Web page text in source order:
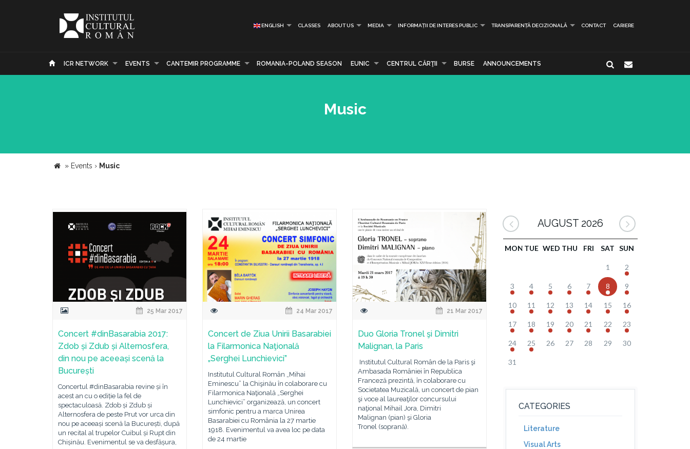
ENGLISH CLASSES ABOUT US MEDIA INFORMAȚII DE INTERES PUBLIC TRANSPARENȚĂ DECIZIONALĂ CONTACT CARIERE
ICR NETWORK EVENTS CANTEMIR PROGRAMME ROMANIA-POLAND SEASON EUNIC CENTRUL CĂRŢII BURSE ANNOUNCEMENTS
Music
» Events › Music
25 Mar 2017
Concert #dinBasarabia 2017:
Zdob și Zdub și Alternosfera,
din nou pe aceeași scenă la
București
Concertul #dinBasarabia revine și în
acest an cu o ediție la fel de
spectaculoasă. Zdob și Zdub și
Alternosfera de peste Prut vor urca din
nou pe aceeași scenă la București, după
un recital al trupelor Cuibul și Rupt din
Chișinău. Evenimentul se va desfășura,
24 Mar 2017
Concert de Ziua Unirii Basarabiei
la Filarmonica Naţională
„Serghei Lunchievici”
Institutul Cultural Român „Mihai
Eminescu” la Chişinău în colaborare cu
Filarmonica Naţională „Serghei
Lunchievici” organizează, un concert
simfonic pentru a marca Unirea
Basarabiei cu România la 27 martie
1918. Evenimentul va avea loc pe data
de 24 martie
21 Mar 2017
Duo Gloria Tronel şi Dimitri
Malignan, la Paris
Institutul Cultural Român de la Paris şi
Ambasada României în Republica
Franceză prezintă, în colaborare cu
Societatea Muzicală, un concert de pian
şi voce al laureaţilor concursului
naţional Mihail Jora, Dimitri
Malignan (pian) şi Gloria
Tronel (soprană).
AUGUST 2026
MON TUE WED THU FRI SAT SUN
1 2
3 4 5 6 7 8 9
10 11 12 13 14 15 16
17 18 19 20 21 22 23
24 25 26 27 28 29 30
31
CATEGORIES
Literature
Visual Arts